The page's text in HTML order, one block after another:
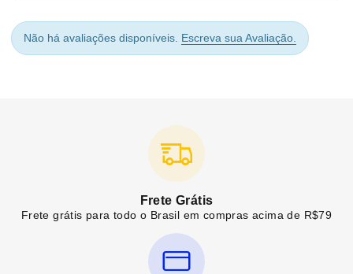
Não há avaliações disponíveis. Escreva sua Avaliação.
Frete Grátis
Frete grátis para todo o Brasil em compras acima de R$79